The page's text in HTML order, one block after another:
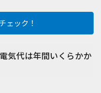
ェック！
気代は年間いくらかか